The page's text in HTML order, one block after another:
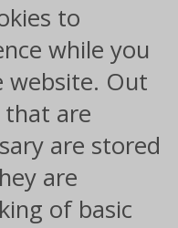
to
while you
website. Out
that are
are stored
are
of basic